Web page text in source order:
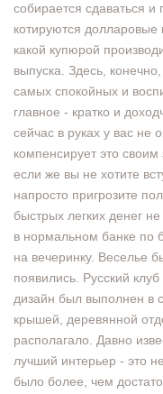
собирается сдаваться
котируются долларовые
какой купюрой
выпуска. Здесь,
самых спокойных и
главное - кратко и
сейчас в руках у вас не
компенсирует это
если же вы не хотите
напросто пригрозите
быстрых легких денег
в нормальном банке по
на вечеринку. Веселье
появились. Русский
дизайн был выполнен в
крышей, деревянной
располагало. Давно
лучший интерьер - это
было более, чем